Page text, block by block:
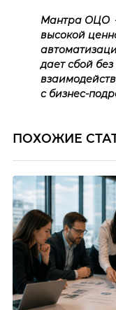
Мантра ОЦО
высокой
дает сбой
с бизнес-
ПОХОЖИЕ